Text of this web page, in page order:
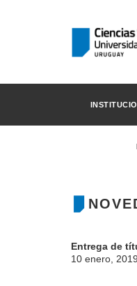
Entrega de
10 enero, 2019